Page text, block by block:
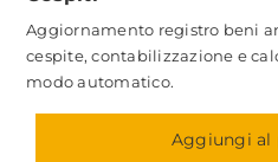
Aggiornamento registro beni
cespite, contabilizzazione e
modo automatico.
Aggiungi al